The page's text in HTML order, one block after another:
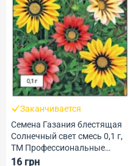
Заканчивается
Семена Газания блестящая
Солнечный свет смесь 0,1 г,
ТМ Профессиональные
Семена
16 грн